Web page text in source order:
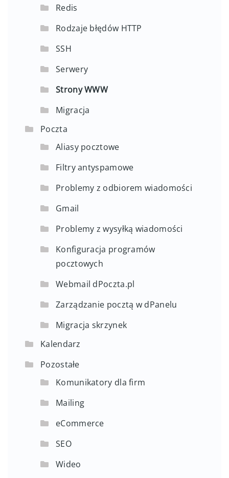
Redis
Rodzaje błędów HTTP
SSH
Serwery
Strony WWW
Migracja
Poczta
Aliasy pocztowe
Filtry antyspamowe
Problemy z odbiorem wiadomości
Gmail
Problemy z wysyłką wiadomości
Konfiguracja programów
pocztowych
Webmail dPoczta.pl
Zarządzanie pocztą w dPanelu
Migracja skrzynek
Kalendarz
Pozostałe
Komunikatory dla firm
Mailing
eCommerce
SEO
Wideo